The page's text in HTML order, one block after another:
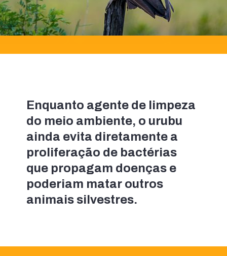
Enquanto agente de limpeza
do meio ambiente, o urubu
ainda evita diretamente a
proliferação de bactérias
que propagam doenças e
poderiam matar outros
animais silvestres.